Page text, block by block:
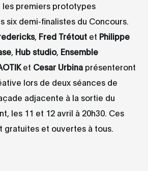
premiers prototypes
six demi-finalistes du Concours.
, Fred Trétout et Philippe
Hub studio, Ensemble
et Cesar Urbina présenteront
lors de deux séances de
adjacente à la sortie du
les 11 et 12 avril à 20h30. Ces
gratuites et ouvertes à tous.